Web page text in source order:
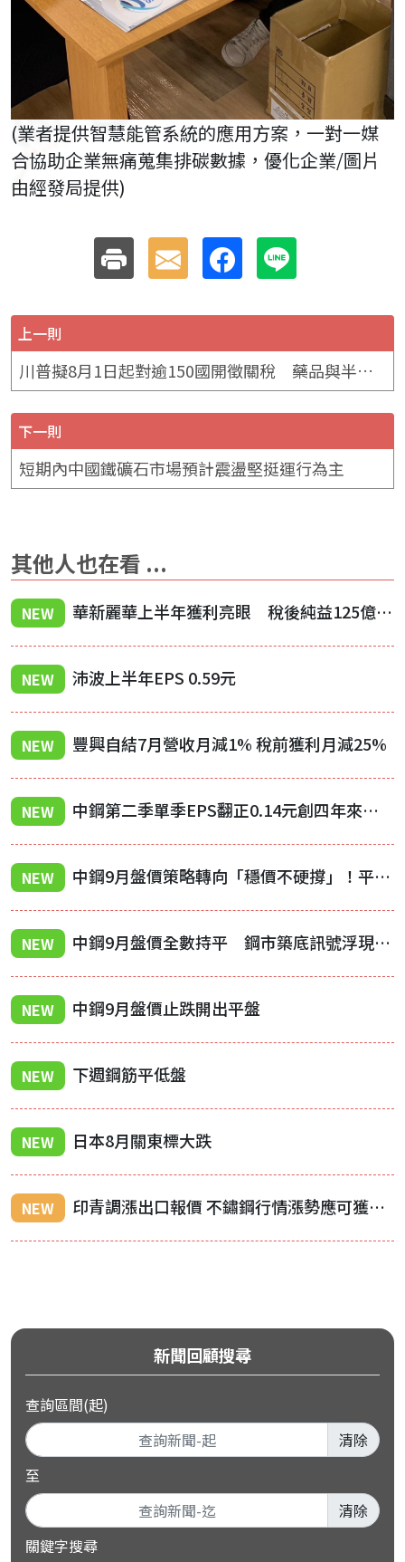
(業者提供智慧能管系統的應用方案，一對一媒
合協助企業無痛蒐集排碳數據，優化企業/圖片
由經發局提供)
上一則
川普擬8月1日起對逾150國開徵關稅 藥品與半導體將納入徵稅清單
下一則
短期內中國鐵礦石市場預計震盪堅挺運行為主
其他人也在看 ...
NEW 華新麗華上半年獲利亮眼 稅後純益125億元、EPS 2.85元
NEW 沛波上半年EPS 0.59元
NEW 豐興自結7月營收月減1% 稅前獲利月減25%
NEW 中鋼第二季單季EPS翻正0.14元創四年來單季最高 唯上半年仍陷虧損
NEW 中鋼9月盤價策略轉向「穩價不硬撐」！平盤掩護下調整價差，實際跌幅收斂
NEW 中鋼9月盤價全數持平 鋼市築底訊號浮現，靜待下游補庫存啟動
NEW 中鋼9月盤價止跌開出平盤
NEW 下週鋼筋平低盤
NEW 日本8月關東標大跌
NEW 印青調漲出口報價 不鏽鋼行情漲勢應可獲支撐
新聞回顧搜尋
查詢區間(起)
清除
至
清除
關鍵字搜尋